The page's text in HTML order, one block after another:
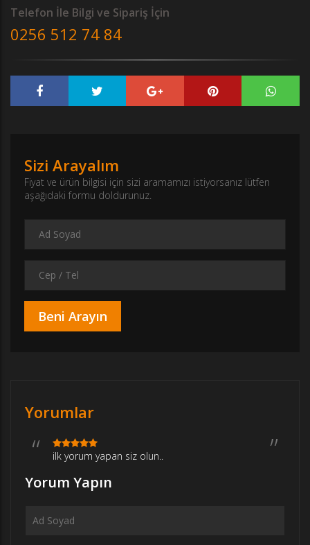
Telefon İle Bilgi ve Sipariş İçin
0256 512 74 84
Sizi Arayalım
Fiyat ve ürün bilgisi için sizi aramamızı istiyorsanız lütfen
aşağıdaki formu doldurunuz.
Yorumlar
ilk yorum yapan siz olun..
Yorum Yapın